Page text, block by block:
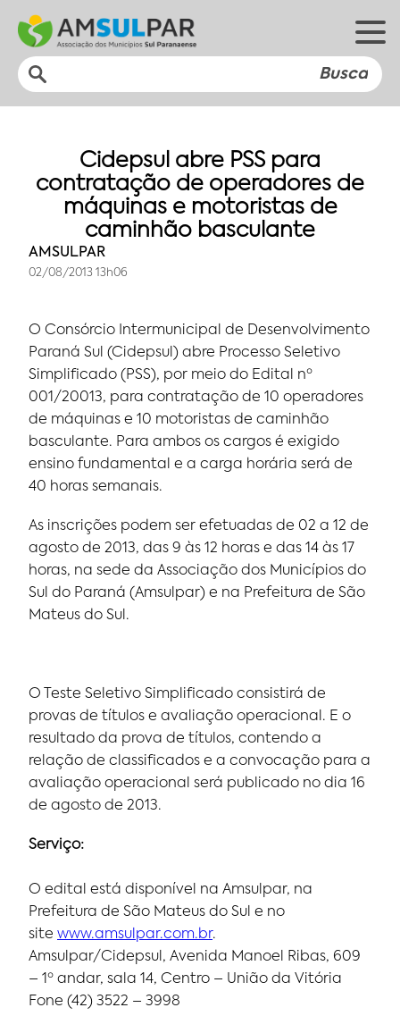
Cidepsul abre PSS para
contratação de operadores de
máquinas e motoristas de
caminhão basculante
AMSULPAR
02/08/2013 13h06
O Consórcio Intermunicipal de Desenvolvimento
Paraná Sul (Cidepsul) abre Processo Seletivo
Simplificado (PSS), por meio do Edital nº
001/20013, para contratação de 10 operadores
de máquinas e 10 motoristas de caminhão
basculante. Para ambos os cargos é exigido
ensino fundamental e a carga horária será de
40 horas semanais.
As inscrições podem ser efetuadas de 02 a 12 de
agosto de 2013, das 9 às 12 horas e das 14 às 17
horas, na sede da Associação dos Municípios do
Sul do Paraná (Amsulpar) e na Prefeitura de São
Mateus do Sul.
O Teste Seletivo Simplificado consistirá de
provas de títulos e avaliação operacional. E o
resultado da prova de títulos, contendo a
relação de classificados e a convocação para a
avaliação operacional será publicado no dia 16
de agosto de 2013.
Serviço:
O edital está disponível na Amsulpar, na
Prefeitura de São Mateus do Sul e no
site www.amsulpar.com.br.
Amsulpar/Cidepsul, Avenida Manoel Ribas, 609
– 1º andar, sala 14, Centro – União da Vitória
Fone (42) 3522 – 3998